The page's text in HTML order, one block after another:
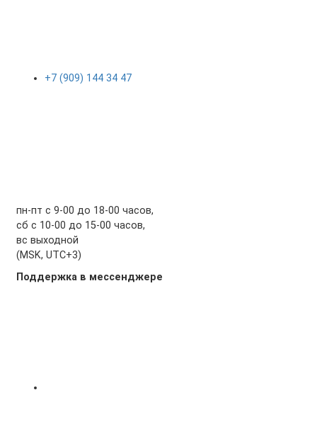
+7 (909) 144 34 47
пн-пт с 9-00 до 18-00 часов,
сб с 10-00 до 15-00 часов,
вс выходной
(MSK, UTC+3)
Поддержка в мессенджере